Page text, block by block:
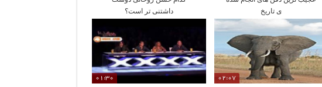
ی تاریخ
داشتنی تر است؟
02:07
01:30